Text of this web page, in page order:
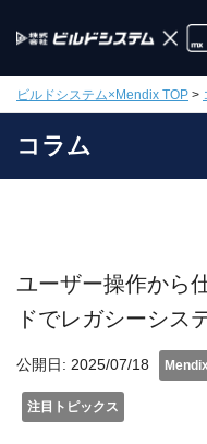
ビルドシステム×Mendix TOP >
コラム
ユーザー操作から
ドでレガシーシス
公開日: 2025/07/18
注目トピックス